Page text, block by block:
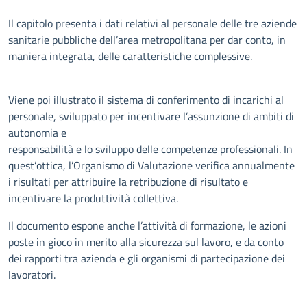
Descrizione
Il capitolo presenta i dati relativi al personale delle tre aziende
sanitarie pubbliche dell’area metropolitana per dar conto, in
maniera integrata, delle caratteristiche complessive.
Viene poi illustrato il sistema di conferimento di incarichi al
personale, sviluppato per incentivare l’assunzione di ambiti di
autonomia e
responsabilità e lo sviluppo delle competenze professionali. In
quest’ottica, l’Organismo di Valutazione verifica annualmente
i risultati per attribuire la retribuzione di risultato e
incentivare la produttività collettiva.
Il documento espone anche l’attività di formazione, le azioni
poste in gioco in merito alla sicurezza sul lavoro, e da conto
dei rapporti tra azienda e gli organismi di partecipazione dei
lavoratori.